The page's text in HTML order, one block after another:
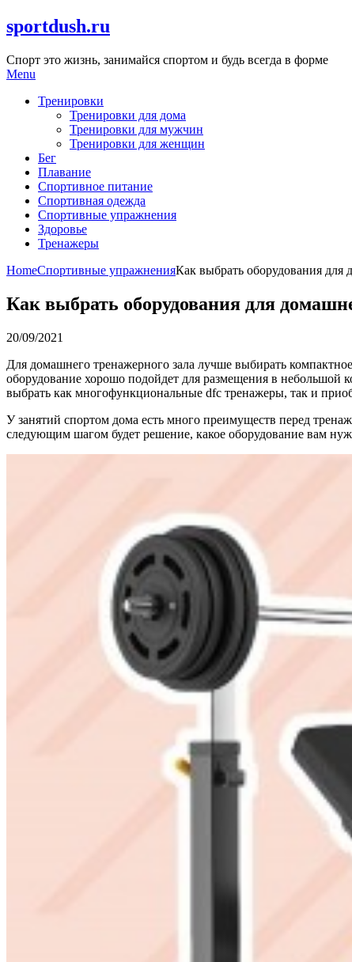
Skip
to
sportdush.ru
Спорт это жизнь, занимайся спортом и будь всегда в форме
Menu
Тренировки
Тренировки для дома
Тренировки для мужчин
Тренировки для женщин
Бег
Плавание
Спортивное питание
Спортивная одежда
Спортивные упражнения
Здоровье
Тренажеры
HomeСпортивные упражненияКак выбрать оборудования для
Как выбрать оборудования для
20/09/2021
Для домашнего тренажерного зала лучше выбирать
оборудование хорошо подойдет для размещения в небольшой
выбрать как многофункциональные dfc тренажеры, так и
У занятий спортом дома есть много преимуществ перед
следующим шагом будет решение, какое оборудование вам